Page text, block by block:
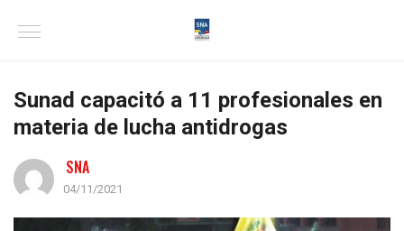
Sunad capacitó a 11 profesionales en
materia de lucha antidrogas
SNA
04/11/2021